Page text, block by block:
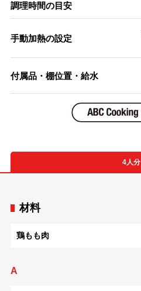
調理時間の目安
手動加熱の設定
付属品・棚位置・給水
4人分
材料
鶏もも肉
A